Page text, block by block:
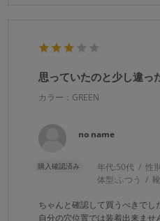
思っていたのと少し違っ
カラー：GREEN
no name
購入確認済み 年代:50代 性
体型:ふつう
ちゃんと確認して買うべきでし
自分の穴位置では装着出来ませ